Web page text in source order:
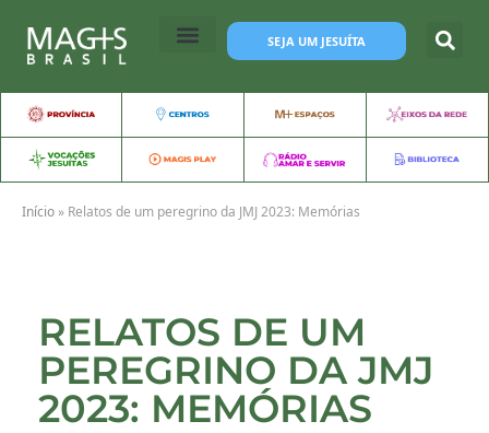
SEJA UM JESUÍTA
Início » Relatos de um peregrino da JMJ 2023: Memórias
RELATOS DE UM
PEREGRINO DA JMJ
2023: MEMÓRIAS